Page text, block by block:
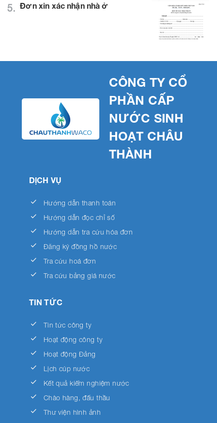
5. Đơn xin xác nhận nhà ở
CÔNG TY CỔ
PHẦN CẤP
NƯỚC SINH
HOẠT CHÂU
THÀNH
DỊCH VỤ
done Hướng dẫn thanh toán
done Hướng dẫn đọc chỉ số
done Hướng dẫn tra cứu hóa đơn
done Đăng ký đồng hồ nước
done Tra cứu hoá đơn
done Tra cứu bảng giá nước
TIN TỨC
done Tin tức công ty
done Hoạt động công ty
done Hoạt động Đảng
done Lịch cúp nước
done Kết quả kiểm nghiệm nước
done Chào hàng, đấu thầu
done Thư viện hình ảnh